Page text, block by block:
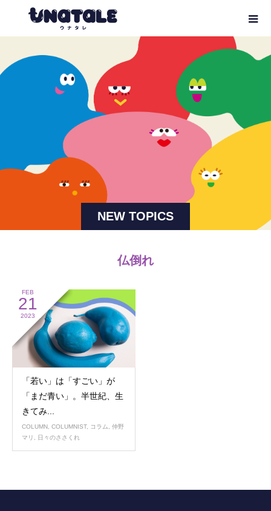
NEW TOPICS
仏倒れ
FEB
21
2023
「若い」は「すごい」が
「まだ青い」。半世紀、生
きてみ...
COLUMN, COLUMNIST, コラム, 仲野
マリ , 日々のささくれ